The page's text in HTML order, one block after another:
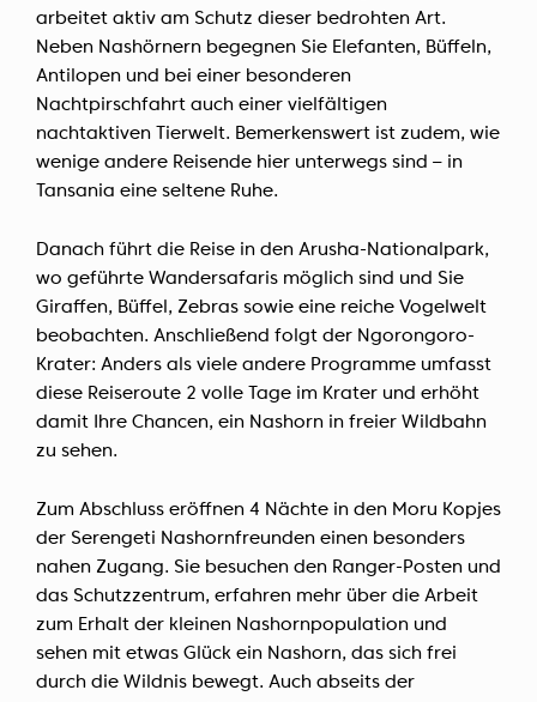
arbeitet aktiv am Schutz dieser bedrohten Art.
Neben Nashörnern begegnen Sie Elefanten, Büffeln,
Antilopen und bei einer besonderen
Nachtpirschfahrt auch einer vielfältigen
nachtaktiven Tierwelt. Bemerkenswert ist zudem, wie
wenige andere Reisende hier unterwegs sind – in
Tansania eine seltene Ruhe.
Danach führt die Reise in den Arusha-Nationalpark,
wo geführte Wandersafaris möglich sind und Sie
Giraffen, Büffel, Zebras sowie eine reiche Vogelwelt
beobachten. Anschließend folgt der Ngorongoro-
Krater: Anders als viele andere Programme umfasst
diese Reiseroute 2 volle Tage im Krater und erhöht
damit Ihre Chancen, ein Nashorn in freier Wildbahn
zu sehen.
Zum Abschluss eröffnen 4 Nächte in den Moru Kopjes
der Serengeti Nashornfreunden einen besonders
nahen Zugang. Sie besuchen den Ranger-Posten und
das Schutzzentrum, erfahren mehr über die Arbeit
zum Erhalt der kleinen Nashornpopulation und
sehen mit etwas Glück ein Nashorn, das sich frei
durch die Wildnis bewegt. Auch abseits der